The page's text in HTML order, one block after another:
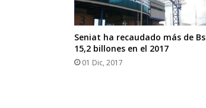
Seniat ha recaudado más de Bs
15,2 billones en el 2017
01 Dic, 2017